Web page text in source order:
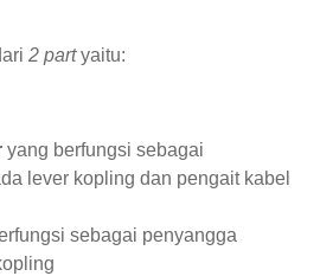
2 partyaitu:
yang berfungsi sebagai
lever kopling dan pengait kabel
sebagai penyangga